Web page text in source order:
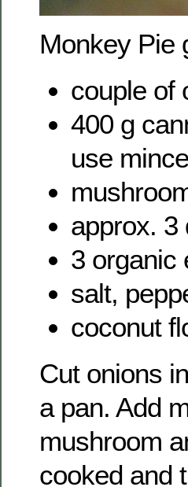
Monkey Pie
couple of
400 g
use
approx. 3
3 organic
salt,
coconut
Cut onions
a pan. Add
mushroom
cooked and